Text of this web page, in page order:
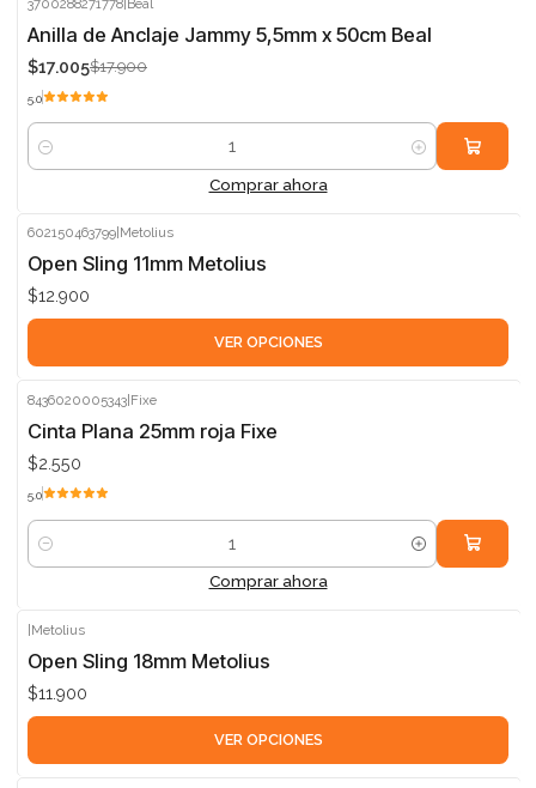
-5%
Anilla de Anclaje Jammy 5,5mm x 50cm Beal
$17.005$17.900
5.0
Cantidad
Comprar ahora
602150463799 Metolius
Open Sling 11mm Metolius
$12.900
VER OPCIONES
8436020005343 Fixe
Cinta Plana 25mm roja Fixe
$2.550
5.0
Cantidad
Comprar ahora
|Metolius
Open Sling 18mm Metolius
$11.900
VER OPCIONES